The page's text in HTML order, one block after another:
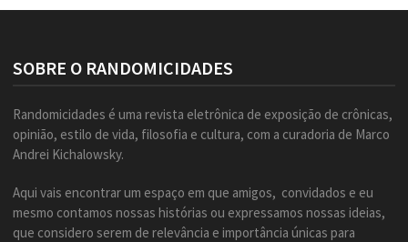
SOBRE O RANDOMICIDADES
Randomicidades é uma revista eletrônica de exposição de crônicas,
opinião, estilo de vida, filosofia e cultura, com a curadoria de Marco
Andrei Kichalowsky.
Aqui vais encontrar um espaço em que amigos, convidados e eu
mesmo contamos nossas histórias ou expressamos nossas ideias,
que considero serem de relevância e importância únicas para